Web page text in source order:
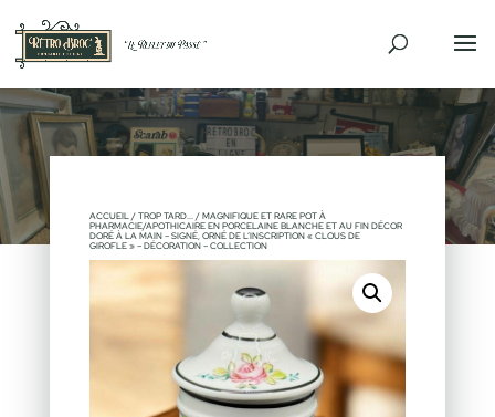
VENDU
ACCUEIL/ TROP TARD.../ MAGNIFIQUE ET RARE POT À
PHARMACIE/APOTHICAIRE EN PORCELAINE BLANCHE ET AU FIN DÉCOR
DORÉ À LA MAIN – SIGNÉ, ORNÉ DE L’INSCRIPTION « CLOUS DE
GIROFLE » – DÉCORATION – COLLECTION